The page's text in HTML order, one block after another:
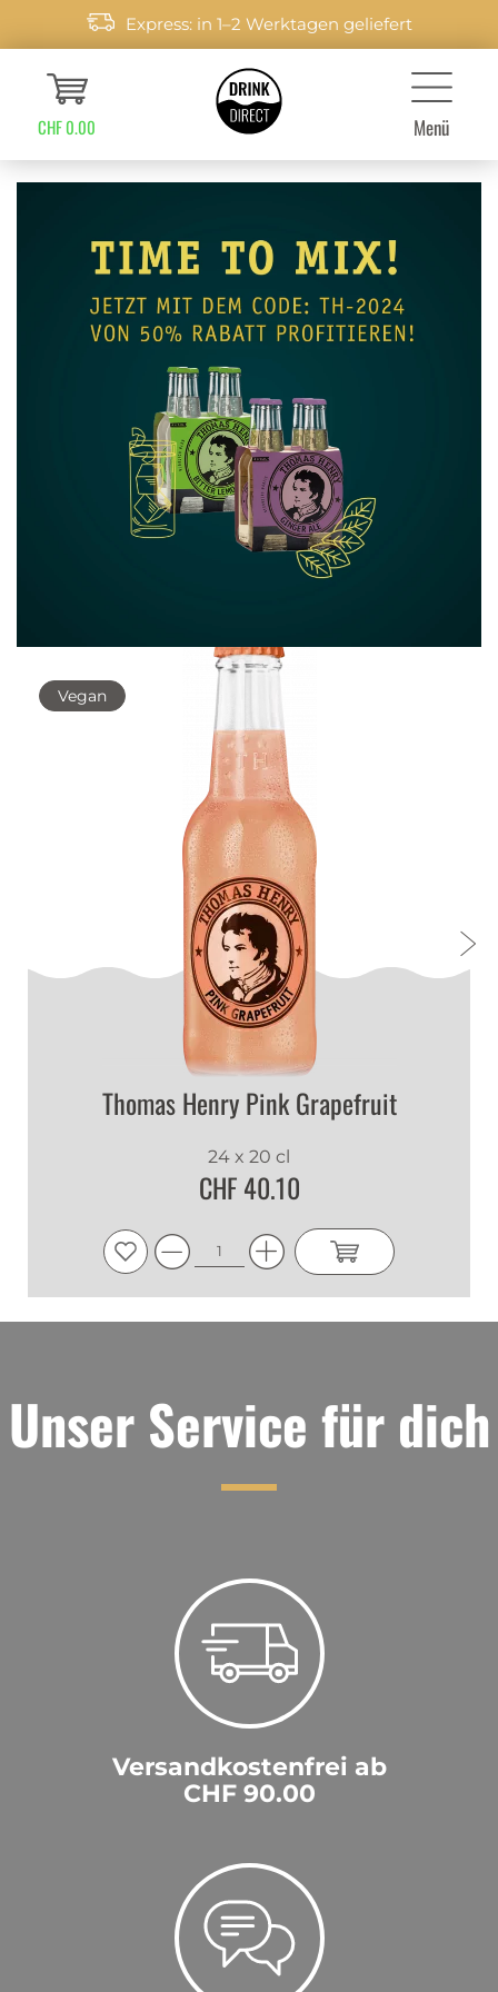
Express: in 1–2 Werktagen geliefert
CHF 0.00 Menü
Vegan
Thomas Henry Pink Grapefruit
24 x 20 cl
CHF 40.10
Unser Service für dich
Versandkostenfrei ab
CHF 90.00